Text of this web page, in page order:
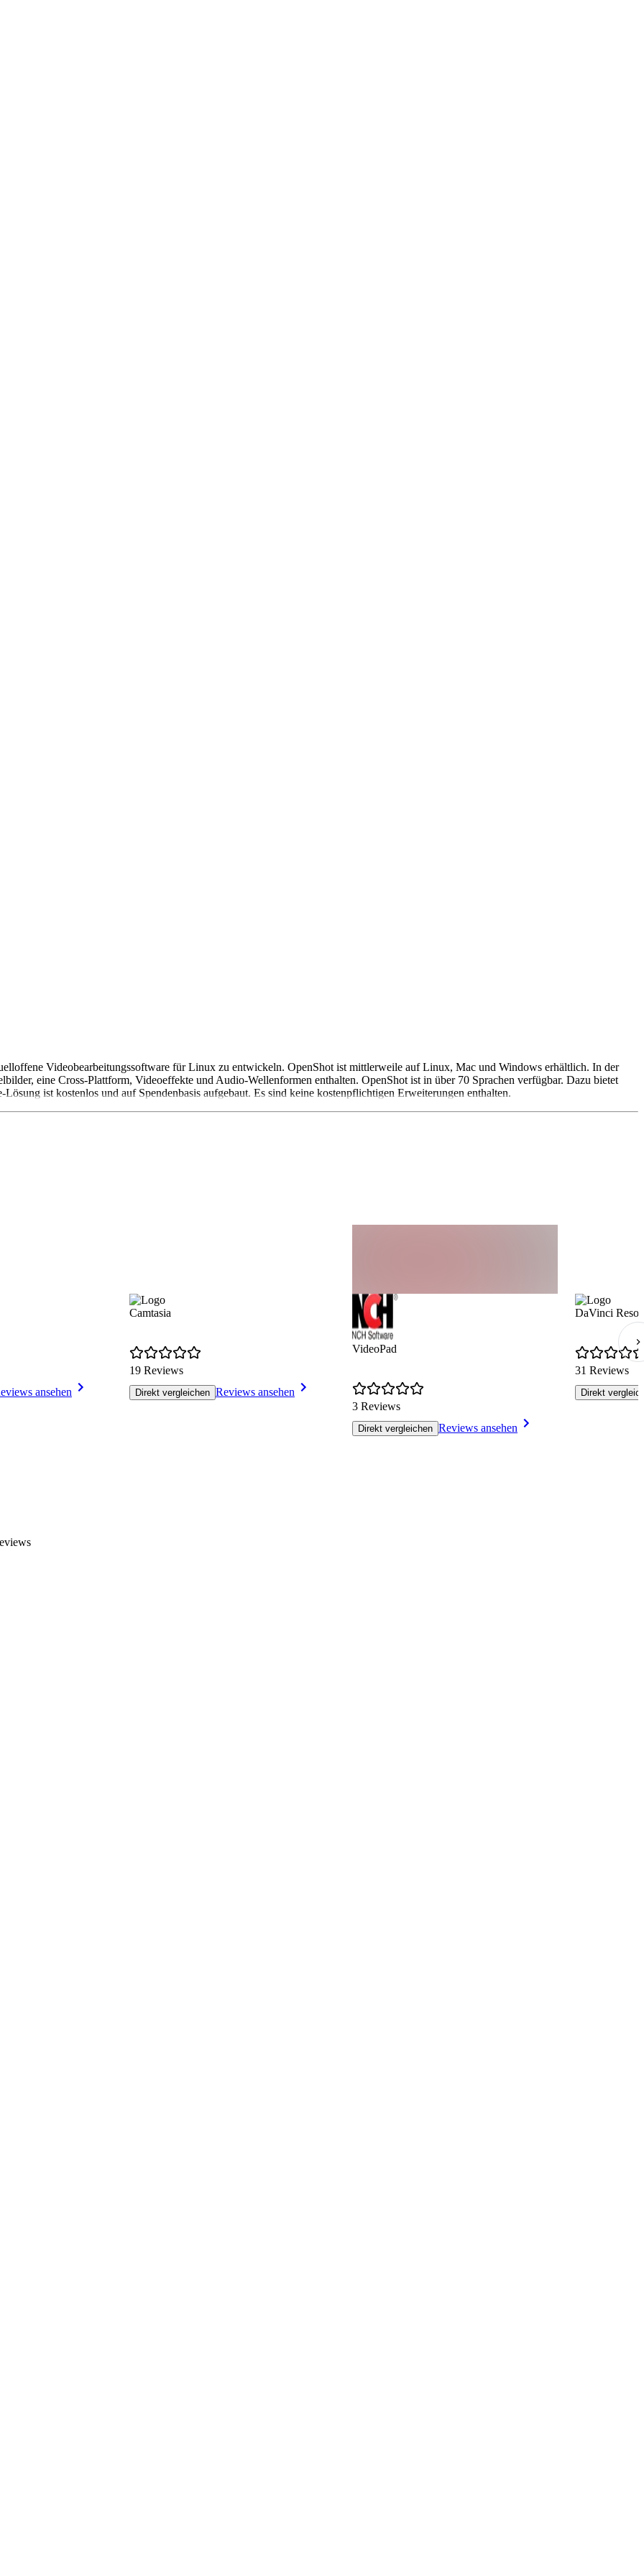
Videobearbeitungssoftware für Linux zu entwickeln. OpenShot ist mittlerweile auf Linux, Mac und Windows erhältlich. In der
eine Cross-Plattform, Videoeffekte und Audio-Wellenformen enthalten. OpenShot ist in über 70 Sprachen verfügbar. Dazu bietet
ist kostenlos und auf Spendenbasis aufgebaut. Es sind keine kostenpflichtigen Erweiterungen enthalten.
ansehen
Camtasia
19 Reviews
Direkt vergleichen Reviews ansehen
VideoPad
3 Reviews
Direkt vergleichen Reviews ansehen
DaVinci
31 Reviews
Direkt